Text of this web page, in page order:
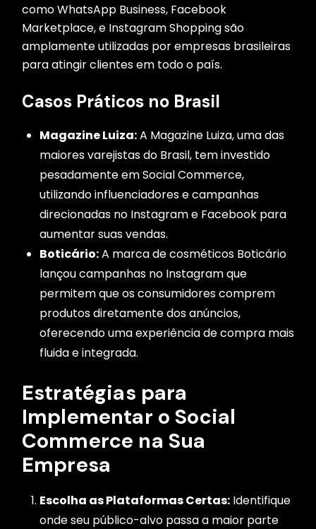
como WhatsApp Business, Facebook
Marketplace, e Instagram Shopping são
amplamente utilizadas por empresas brasileiras
para atingir clientes em todo o país.
Casos Práticos no Brasil
Magazine Luiza:A Magazine Luiza, uma das
maiores varejistas do Brasil, tem investido
pesadamente em Social Commerce,
utilizando influenciadores e campanhas
direcionadas no Instagram e Facebook para
aumentar suas vendas.
Boticário:A marca de cosméticos Boticário
lançou campanhas no Instagram que
permitem que os consumidores comprem
produtos diretamente dos anúncios,
oferecendo uma experiência de compra mais
fluida e integrada.
Estratégias para
Implementar o Social
Commerce na Sua
Empresa
Escolha as Plataformas Certas: Identifique
onde seu público-alvo passa a maior parte